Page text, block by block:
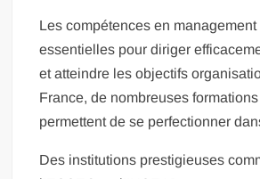
Les compétences en management
essentielles pour diriger
et atteindre les objectifs
France, de nombreuses
permettent de se perfectionner
Des institutions prestigieuses